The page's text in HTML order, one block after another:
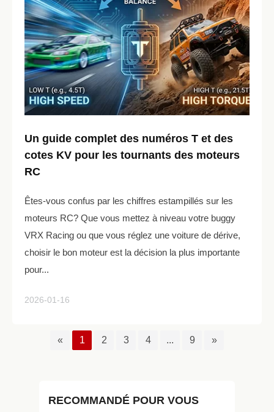
Un guide complet des numéros T et des
cotes KV pour les tournants des moteurs
RC
Êtes-vous confus par les chiffres estampillés sur les
moteurs RC? Que vous mettez à niveau votre buggy
VRX Racing ou que vous réglez une voiture de dérive,
choisir le bon moteur est la décision la plus importante
pour...
2026-01-16
« 1 2 3 4 ... 9 »
RECOMMANDÉ POUR VOUS